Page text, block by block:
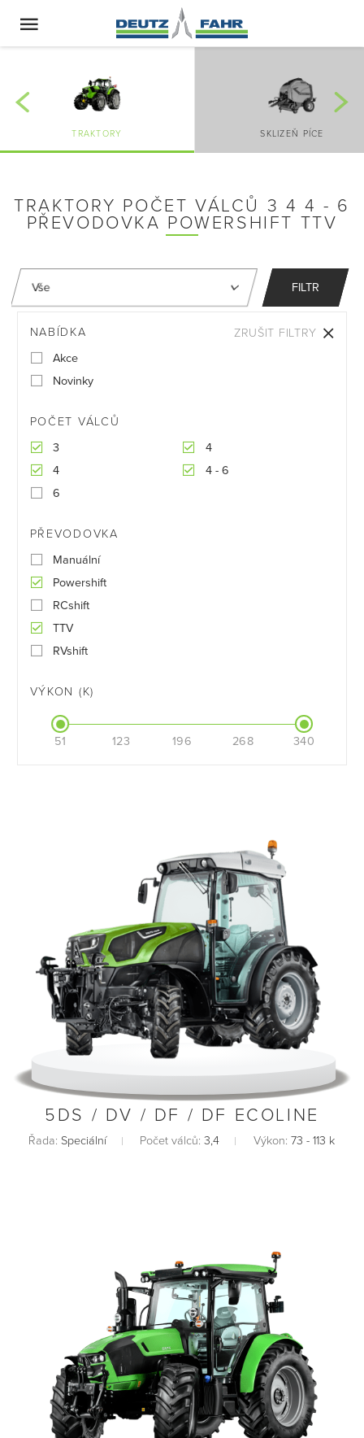
TRAKTORY SKLIZEŇ PÍCE
TRAKTORY POČET VÁLCŮ 3 4 4 - 6
PŘEVODOVKA POWERSHIFT TTV
FILTR
NABÍDKA
Akce
Novinky
POČET VÁLCŮ
3
4
4
4 - 6
6
PŘEVODOVKA
Manuální
Powershift
RCshift
TTV
RVshift
VÝKON (K)
51 123 196 268 340
ZRUŠIT FILTRY
5DS / DV / DF / DF ECOLINE
Řada: Speciální Počet válců: 3,4 Výkon: 73 - 113 k